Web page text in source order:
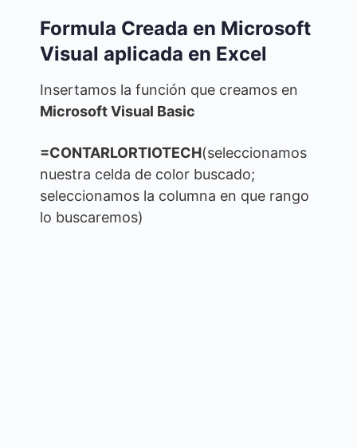
Formula Creada en Microsoft
Visual aplicada en Excel
Insertamos la función que creamos en
Microsoft Visual Basic
=CONTARLORTIOTECH(seleccionamos
nuestra celda de color buscado;
seleccionamos la columna en que rango
lo buscaremos)